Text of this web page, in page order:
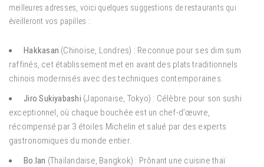
meilleures adresses, voici quelques suggestions de restaurants qui
éveilleront vos papilles :
Hakkasan (Chinoise, Londres) : Reconnue pour ses dim sum
raffinés, cet établissement met en avant des plats traditionnels
chinois modernisés avec des techniques contemporaines.
Jiro Sukiyabashi (Japonaise, Tokyo) : Célèbre pour son sushi
exceptionnel, où chaque bouchée est un chef-d’œuvre,
récompensé par 3 étoiles Michelin et salué par des experts
gastronomiques du monde entier.
Bo.lan (Thaïlandaise, Bangkok) : Prônant une cuisine thaï